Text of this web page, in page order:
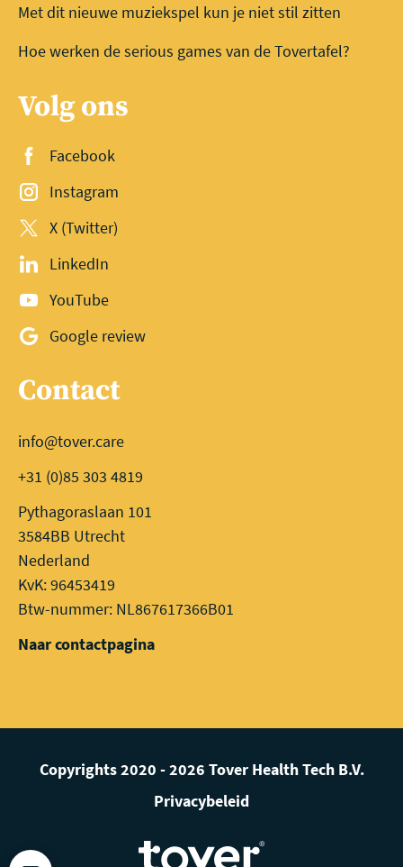
Met dit nieuwe muziekspel kun je niet stil zitten
Hoe werken de serious games van de Tovertafel?
Volg ons
Facebook
Instagram
X (Twitter)
LinkedIn
YouTube
Google review
Contact
info@tover.care
+31 (0)85 303 4819
Pythagoraslaan 101
3584BB Utrecht
Nederland
KvK: 96453419
Btw-nummer: NL867617366B01
Naar contactpagina
Copyrights 2020 - 2026 Tover Health Tech B.V.
Privacybeleid